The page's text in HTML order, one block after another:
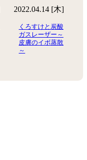
2022.04.14 [木]
くろすけと炭酸
ガスレーザー～
皮膚のイボ蒸散
～